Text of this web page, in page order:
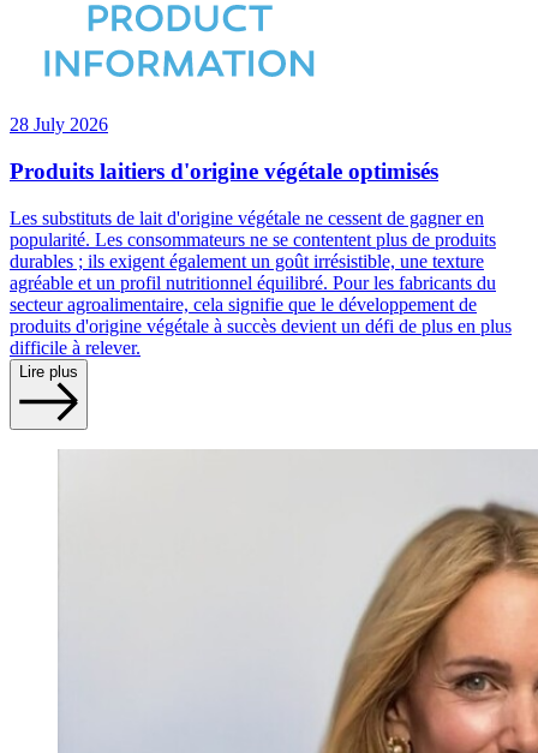
28 July 2026
Produits laitiers d'origine végétale optimisés
Les substituts de lait d'origine végétale ne cessent de gagner en
popularité. Les consommateurs ne se contentent plus de produits
durables ; ils exigent également un goût irrésistible, une texture
agréable et un profil nutritionnel équilibré. Pour les fabricants du
secteur agroalimentaire, cela signifie que le développement de
produits d'origine végétale à succès devient un défi de plus en plus
difficile à relever.
Lire plus